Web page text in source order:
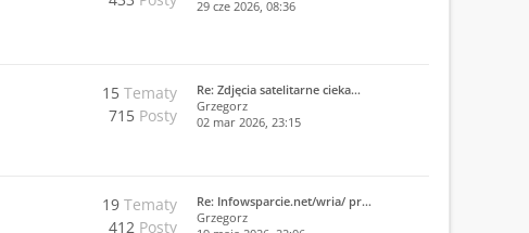
29 cze 2026, 08:36
15 Tematy
715 Posty
Re: Zdjęcia satelitarne cieka…
Grzegorz
02 mar 2026, 23:15
19 Tematy
412 Posty
Re: Infowsparcie.net/wria/ pr…
Grzegorz